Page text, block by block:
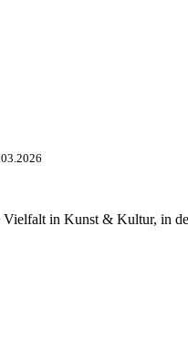
Vielfalt in Kunst & Kultur, in